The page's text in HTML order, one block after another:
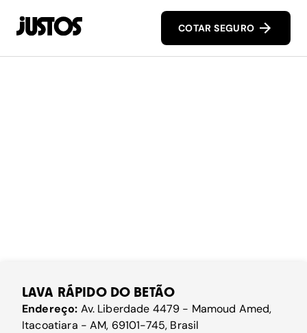
COTAR SEGURO
LAVA RÁPIDO DO BETÃO
Endereço: Av. Liberdade 4479 - Mamoud Amed,
Itacoatiara - AM, 69101-745, Brasil